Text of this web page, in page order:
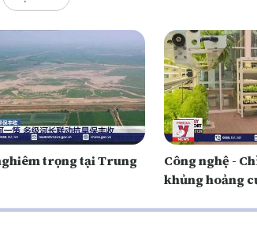
trọng tại Trung
Công nghệ -
khủng hoảng